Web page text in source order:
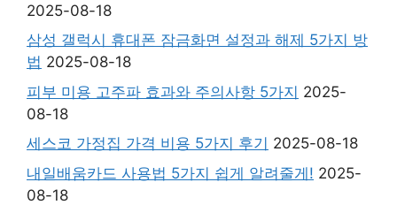
2025-08-18
삼성 갤럭시 휴대폰 잠금화면 설정과 해제 5가지 방
법 2025-08-18
피부 미용 고주파 효과와 주의사항 5가지 2025-
08-18
세스코 가정집 가격 비용 5가지 후기 2025-08-18
내일배움카드 사용법 5가지 쉽게 알려줄게! 2025-
08-18